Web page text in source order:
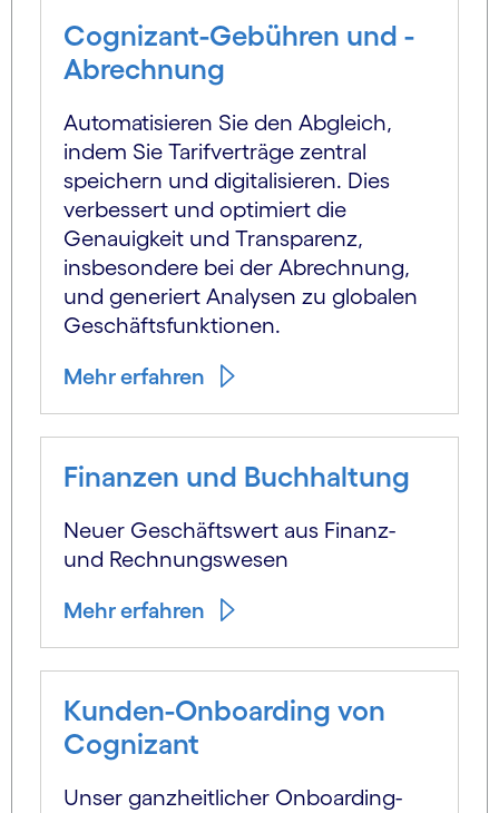
Cognizant-Gebühren und -
Abrechnung
Automatisieren Sie den Abgleich,
indem Sie Tarifverträge zentral
speichern und digitalisieren. Dies
verbessert und optimiert die
Genauigkeit und Transparenz,
insbesondere bei der Abrechnung,
und generiert Analysen zu globalen
Geschäftsfunktionen.
Mehr erfahren
Finanzen und Buchhaltung
Neuer Geschäftswert aus Finanz-
und Rechnungswesen
Mehr erfahren
Kunden-Onboarding von
Cognizant
Unser ganzheitlicher Onboarding-